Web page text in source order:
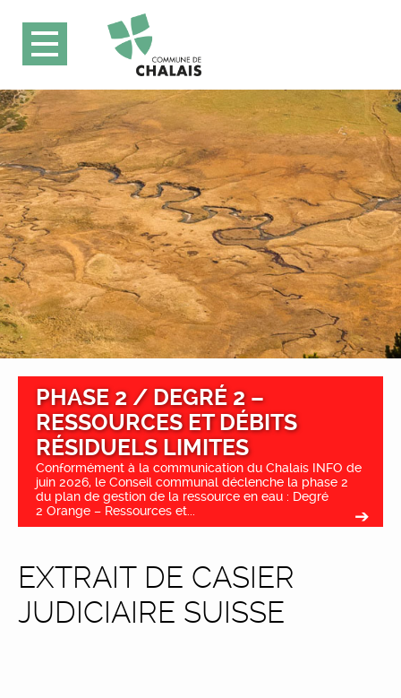
PHASE 2 / DEGRÉ 2 –
RESSOURCES ET DÉBITS
RÉSIDUELS LIMITES
Conformément à la communication du Chalais INFO de
juin 2026, le Conseil communal déclenche la phase 2
du plan de gestion de la ressource en eau : Degré
2 Orange – Ressources et...
EXTRAIT DE CASIER
JUDICIAIRE SUISSE